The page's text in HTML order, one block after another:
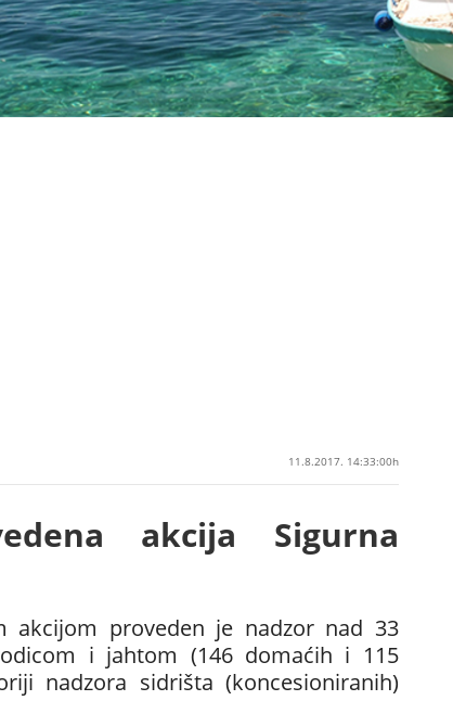
11.8.2017. 14:33:00h
akcija Sigurna
akcijom proveden je nadzor nad 33
i jahtom (146 domaćih i 115
nadzora sidrišta (koncesioniranih)